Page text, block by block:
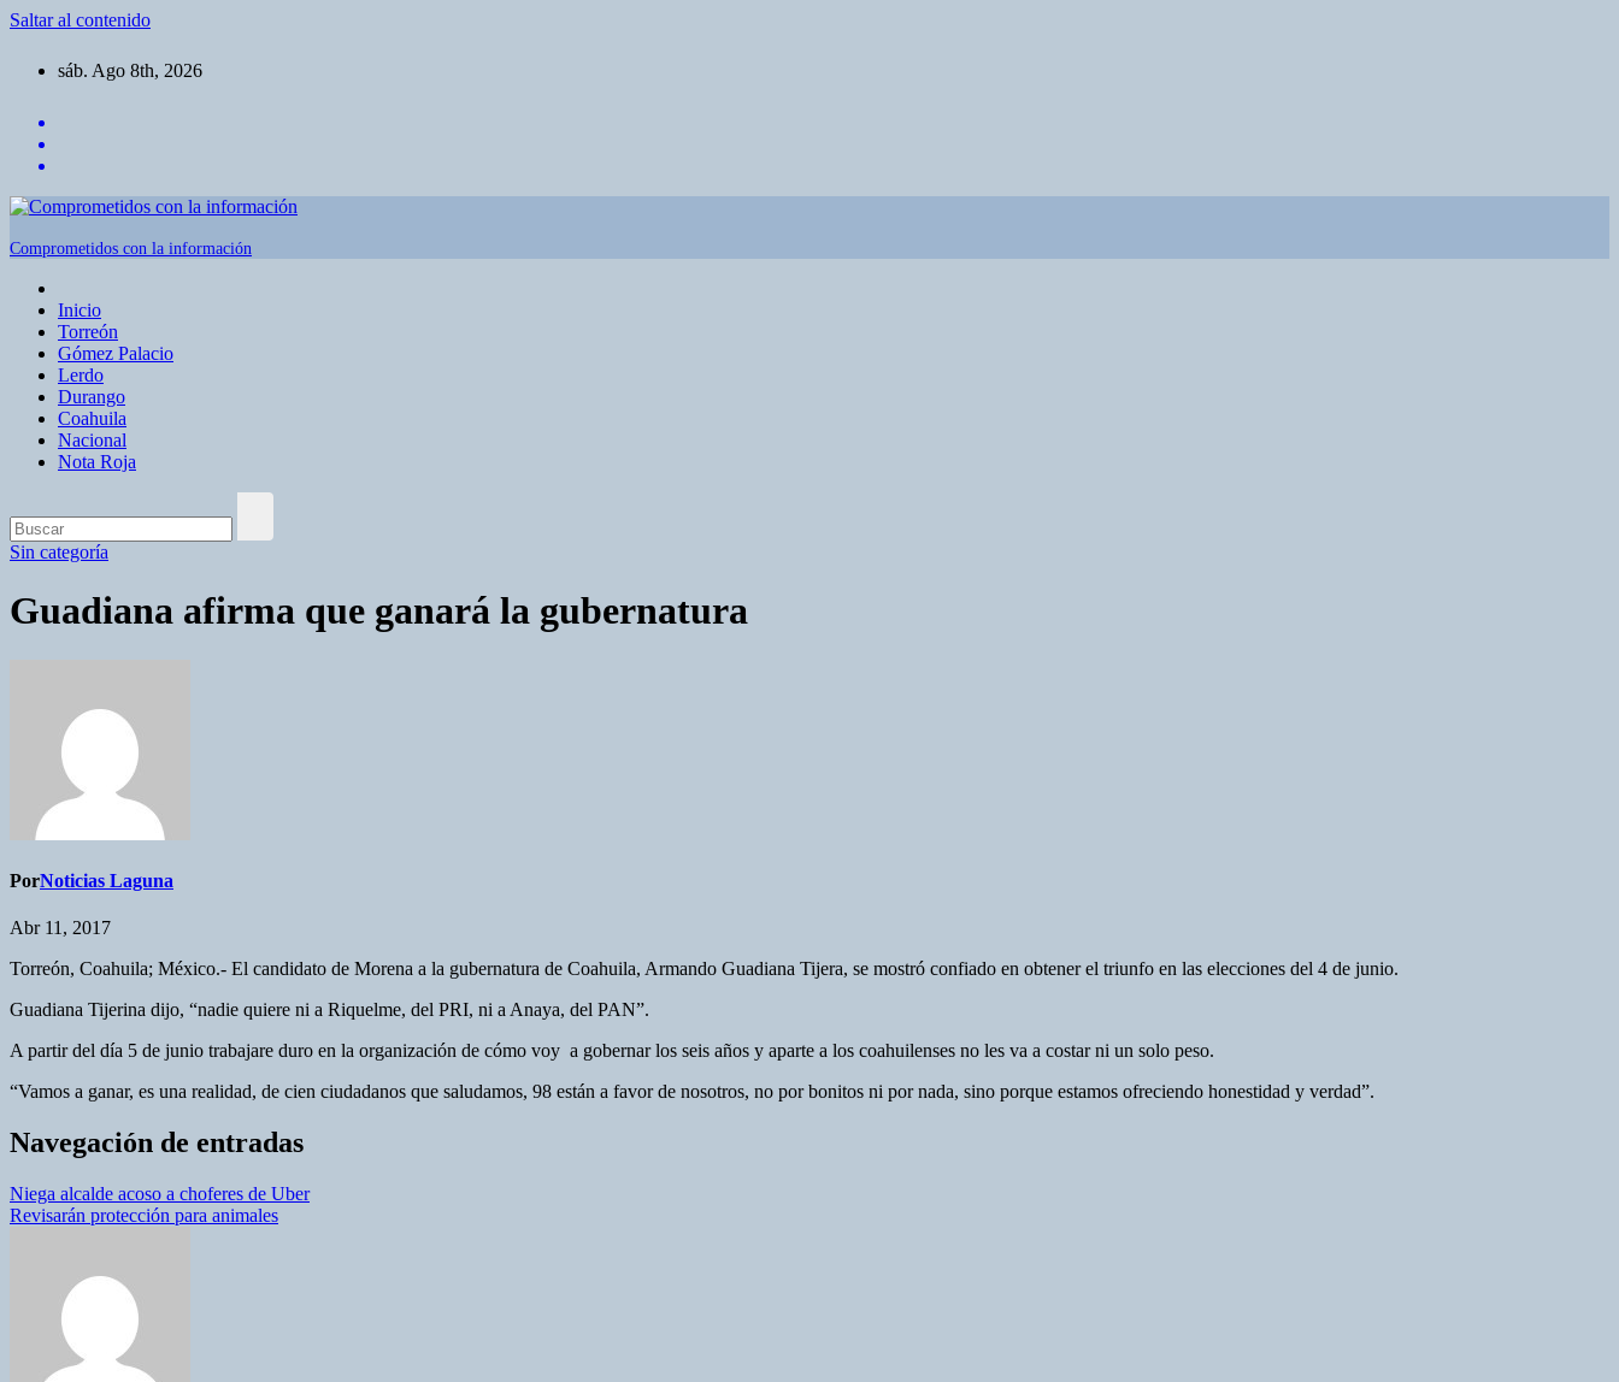
Saltar al contenido
sáb. Ago 8th, 2026
Comprometidos con la información
Inicio
Torreón
Gómez Palacio
Lerdo
Durango
Coahuila
Nacional
Nota Roja
Sin categoría
Guadiana afirma que ganará la gubernatura
PorNoticias Laguna
Abr 11, 2017
Torreón, Coahuila; México.- El candidato de Morena a la gubernatura de Coahuila, Armando Guadiana Tijera, se mostró confiado en obtener el triunfo en las elecciones del 4 de junio.
Guadiana Tijerina dijo, “nadie quiere ni a Riquelme, del PRI, ni a Anaya, del PAN”.
A partir del día 5 de junio trabajare duro en la organización de cómo voy a gobernar los seis años y aparte a los coahuilenses no les va a costar ni un solo peso.
“Vamos a ganar, es una realidad, de cien ciudadanos que saludamos, 98 están a favor de nosotros, no por bonitos ni por nada, sino porque estamos ofreciendo honestidad y verdad”.
Navegación de entradas
Niega alcalde acoso a choferes de Uber
Revisarán protección para animales